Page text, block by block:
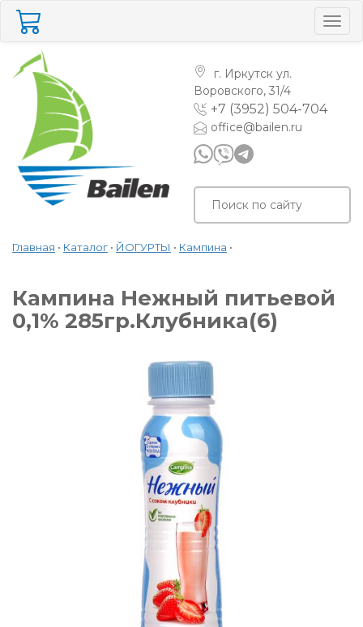
г. Иркутск ул.
Воровского, 31/4
+7 (3952) 504-704
office@bailen.ru
Главная • Каталог • ЙОГУРТЫ • Кампина •
Кампина Нежный питьевой
0,1% 285гр.Клубника(6)